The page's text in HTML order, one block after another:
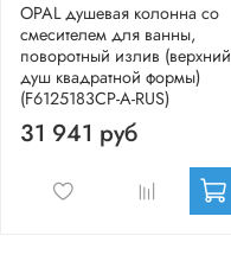
OPAL душевая колонна со
смесителем для ванны,
поворотный излив (верхний
душ квадратной формы)
(F6125183CP-A-RUS)
31 941 руб